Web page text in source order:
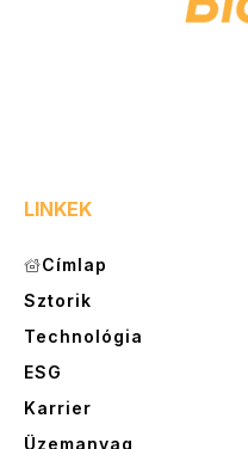
LINKEK
Címlap
Sztorik
Technológia
ESG
Karrier
Üzemanyag